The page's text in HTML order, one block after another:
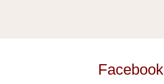
Facebook